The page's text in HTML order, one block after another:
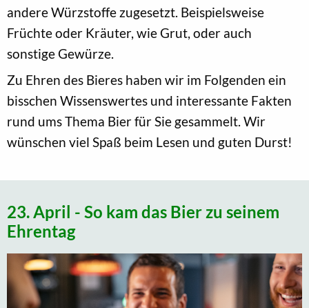
andere Würzstoffe zugesetzt. Beispielsweise
Früchte oder Kräuter, wie Grut, oder auch
sonstige Gewürze.
Zu Ehren des Bieres haben wir im Folgenden ein
bisschen Wissenswertes und interessante Fakten
rund ums Thema Bier für Sie gesammelt. Wir
wünschen viel Spaß beim Lesen und guten Durst!
23. April - So kam das Bier zu seinem
Ehrentag